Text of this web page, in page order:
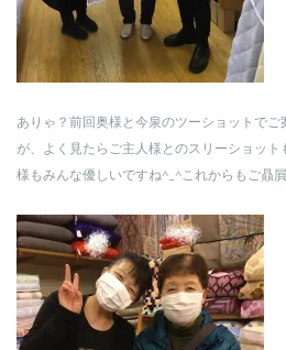
ありゃ？前回奥様と今泉のツーショットで
が、よく見たらご主人様とのスリーショット
様もみんな優しいですね^_^これからもご贔